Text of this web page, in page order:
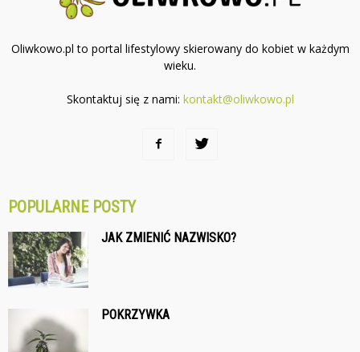
Oliwkowo.pl to portal lifestylowy skierowany do kobiet w każdym
wieku.
Skontaktuj się z nami: kontakt@oliwkowo.pl
POPULARNE POSTY
JAK ZMIENIĆ NAZWISKO?
POKRZYWKA